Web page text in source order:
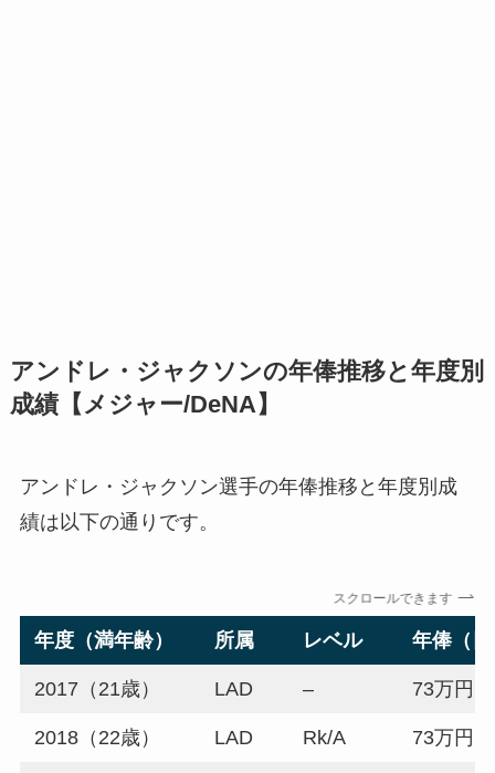
アンドレ・ジャクソンの年俸推移と年度別
成績【メジャー/DeNA】
アンドレ・ジャクソン選手の年俸推移と年度別成
績は以下の通りです。
スクロールできます
年度（満年齢） 所属 レベル 年俸（
2017（21歳） LAD – 73万円
2018（22歳） LAD Rk/A 73万円